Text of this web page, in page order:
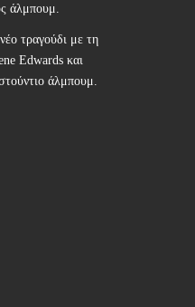
άλμπουμ.
τραγούδι με τη
Edwards και
άλμπουμ.